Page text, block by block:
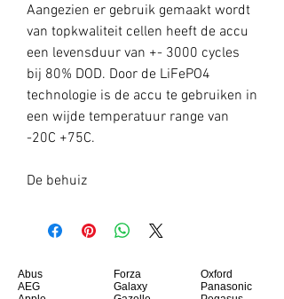
Aangezien er gebruik gemaakt wordt
van topkwaliteit cellen heeft de accu
een levensduur van +- 3000 cycles
bij 80% DOD. Door de LiFePO4
technologie is de accu te gebruiken in
een wijde temperatuur range van
-20C +75C.
De behuiz
Abus
AEG
Forza
Galaxy
Oxford
Panasonic